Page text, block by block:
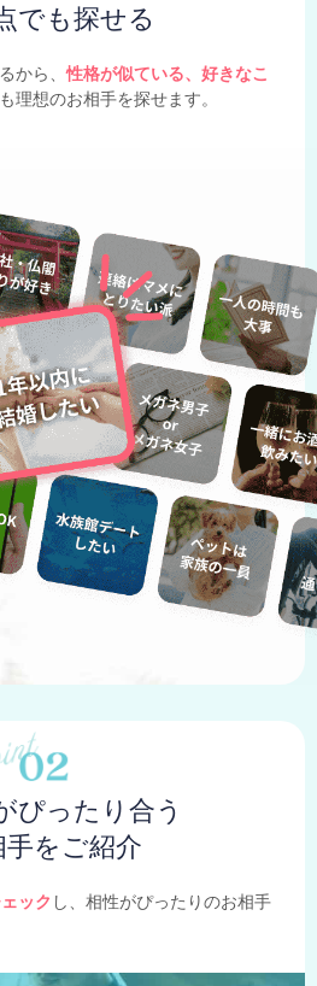
でも探せる
から、性格が似ている、好きなこ
理想のお相手を探せます。
ぴったり合う
手をご紹介
ック し、相性がぴったりのお相手